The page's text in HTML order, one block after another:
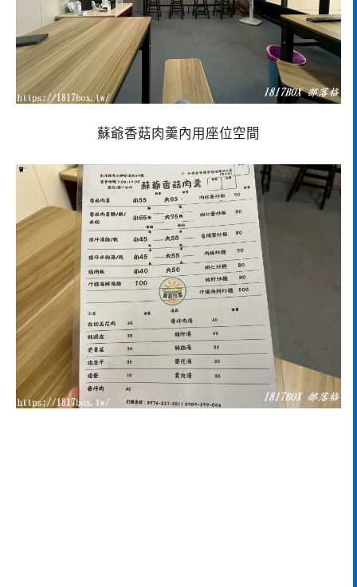
蘇爺香菇肉羹內用座位空間